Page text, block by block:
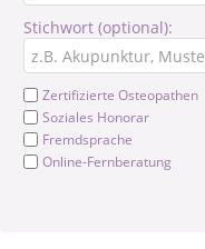
Stichwort (optional):
Zertifizierte Osteopathen
Soziales Honorar
Fremdsprache
Online-Fernberatung